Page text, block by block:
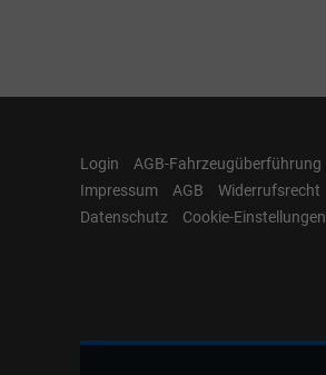
Login
AGB-Fahrzeugüberführung
Impressum
AGB
Widerrufsrecht
Datenschutz
Cookie-Einstellungen